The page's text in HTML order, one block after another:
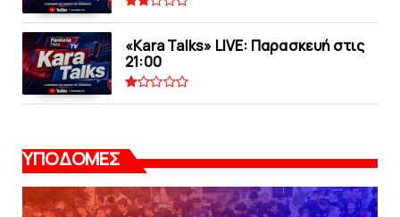
«Kara Talks» LIVE: Παρασκευή στις
21:00
ΥΠΟΔΟΜΕΣ